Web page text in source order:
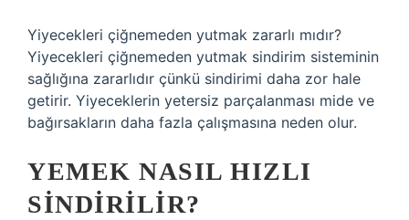
Yiyecekleri çiğnemeden yutmak zararlı mıdır?
Yiyecekleri çiğnemeden yutmak sindirim sisteminin
sağlığına zararlıdır çünkü sindirimi daha zor hale
getirir. Yiyeceklerin yetersiz parçalanması mide ve
bağırsakların daha fazla çalışmasına neden olur.
YEMEK NASIL HIZLI
SINDIRILIR?